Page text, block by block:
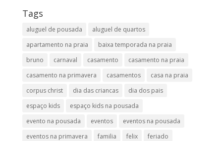
Tags
aluguel de pousada
aluguel de quartos
apartamento na praia
baixa temporada na praia
bruno
carnaval casamento
casamento na praia
casamento na primavera
casamentos
casa na praia
corpus christ
dia das criancas
dia dos pais
espaço kids
espaço kids na pousada
evento na pousada
eventos
eventos na pousada
eventos na primavera
familia felix
feriado